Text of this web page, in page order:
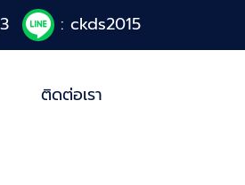
: ckds2015
ติดต่อเรา